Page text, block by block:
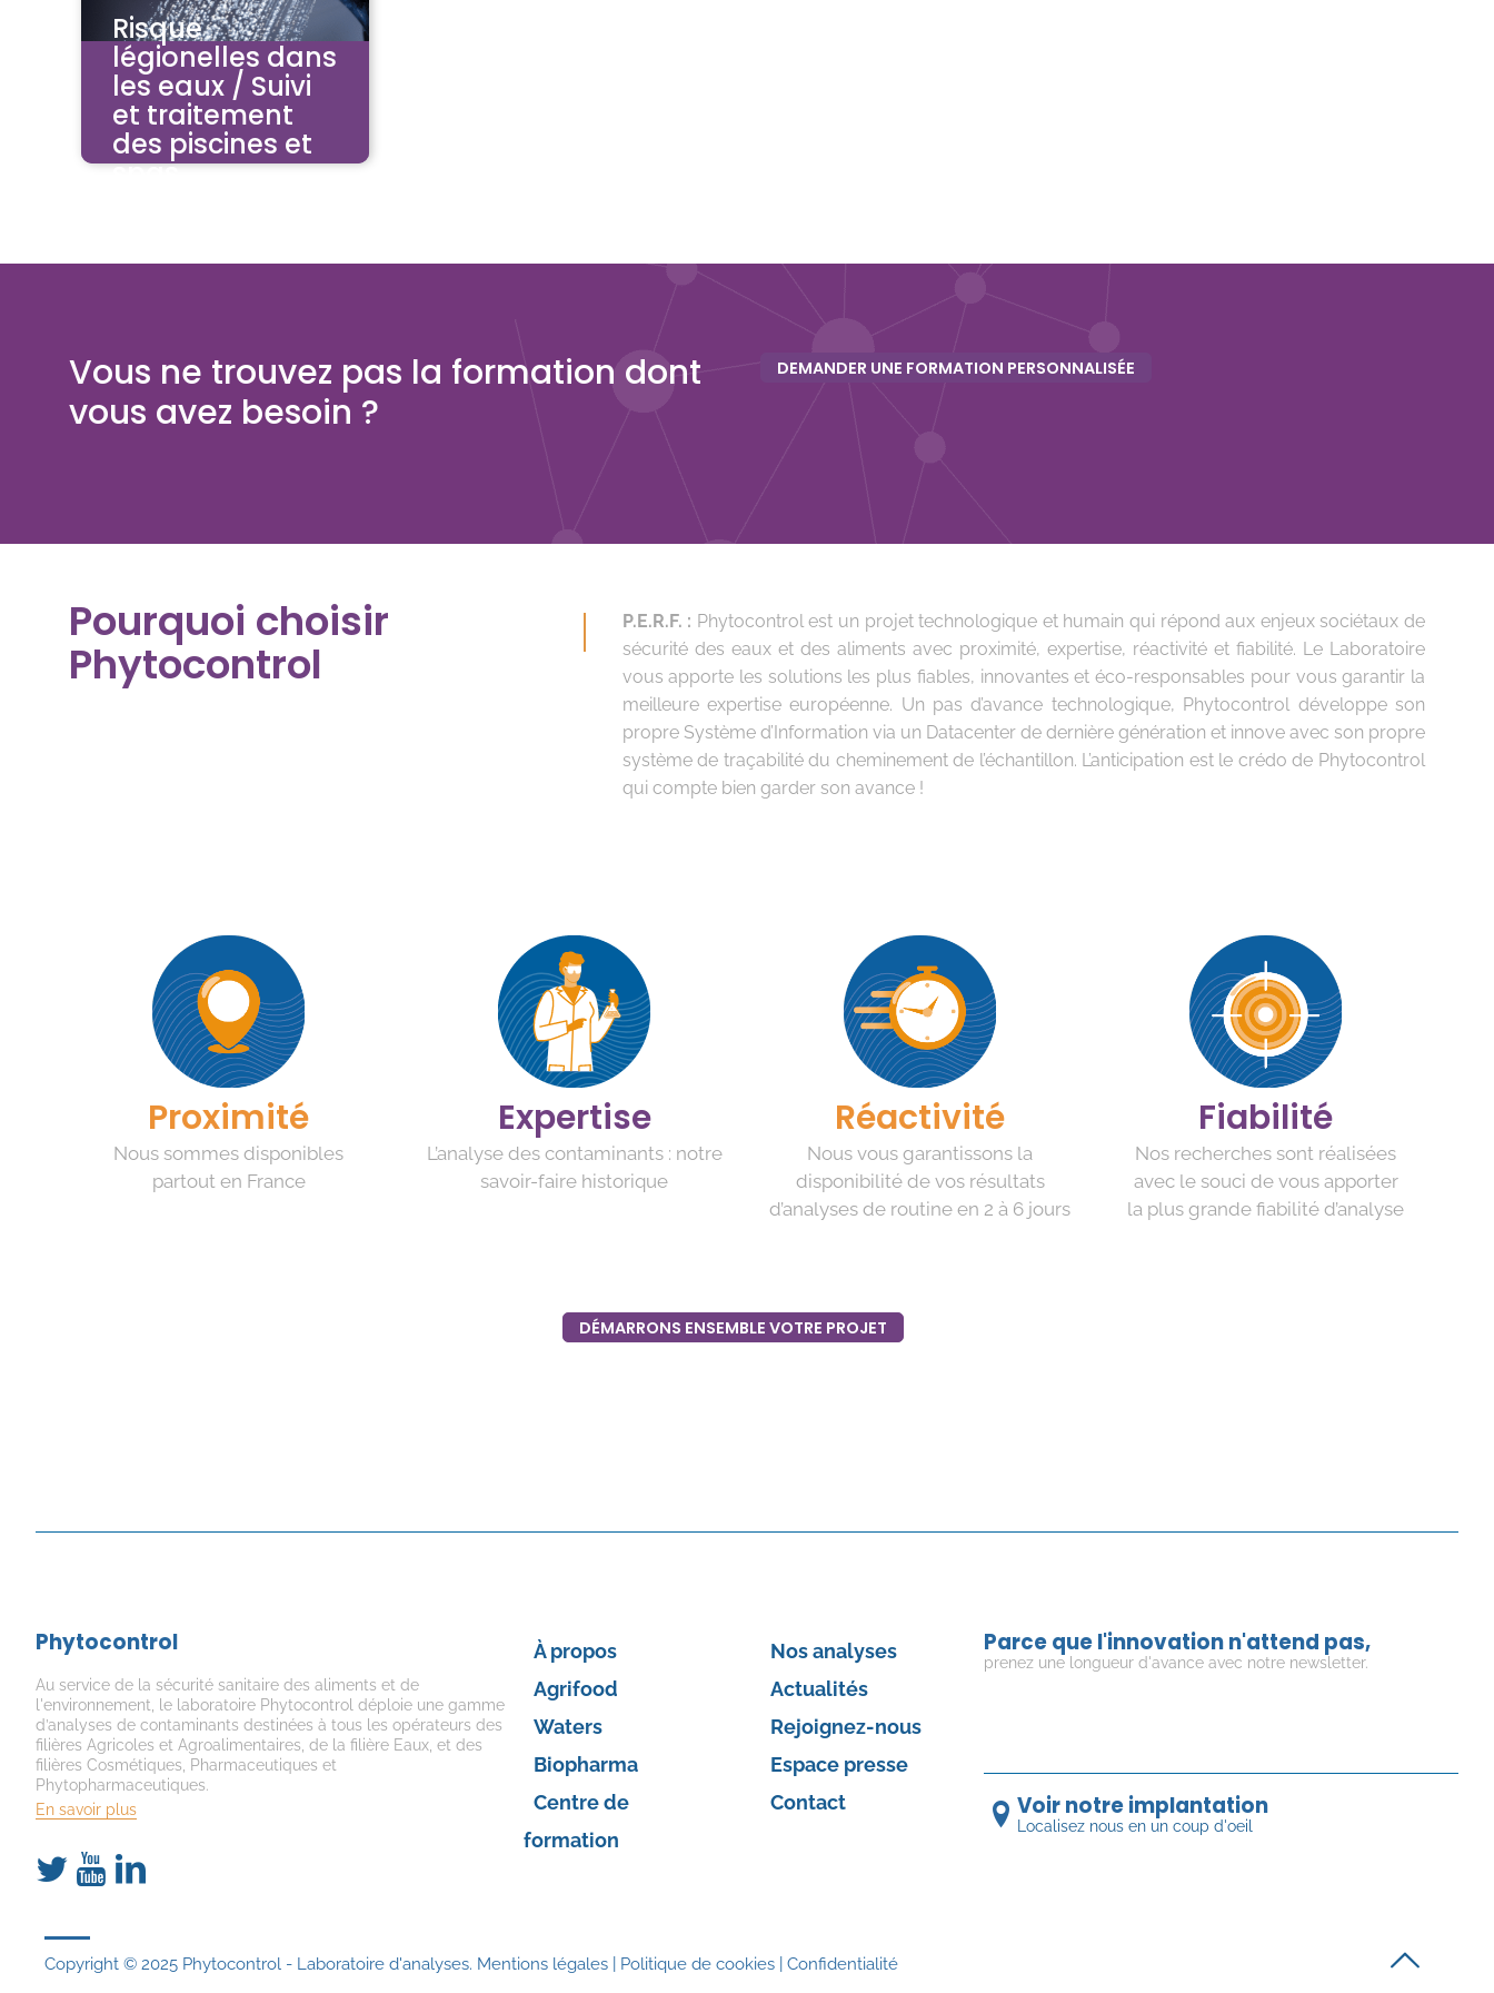
Risque
légionelles dans
les eaux / Suivi
et traitement
des piscines et
spas
Vous ne trouvez pas la formation dont
vous avez besoin ?
DEMANDER UNE FORMATION PERSONNALISÉE
Pourquoi choisir
Phytocontrol
P.E.R.F. : Phytocontrol est un projet technologique et humain qui répond aux enjeux sociétaux de
sécurité des eaux et des aliments avec proximité, expertise, réactivité et fiabilité. Le Laboratoire
vous apporte les solutions les plus fiables, innovantes et éco-responsables pour vous garantir la
meilleure expertise européenne. Un pas d’avance technologique, Phytocontrol développe son
propre Système d’Information via un Datacenter de dernière génération et innove avec son propre
système de traçabilité du cheminement de l’échantillon. L’anticipation est le crédo de Phytocontrol
qui compte bien garder son avance !
Proximité
Nous sommes disponibles
partout en France
Expertise
L’analyse des contaminants : notre
savoir-faire historique
Réactivité
Nous vous garantissons la
disponibilité de vos résultats
d’analyses de routine en 2 à 6 jours
Fiabilité
Nos recherches sont réalisées
avec le souci de vous apporter
la plus grande fiabilité d’analyse
DÉMARRONS ENSEMBLE VOTRE PROJET
Phytocontrol
Au service de la sécurité sanitaire des aliments et de
l'environnement, le laboratoire Phytocontrol déploie une gamme
d’analyses de contaminants destinées à tous les opérateurs des
filières Agricoles et Agroalimentaires, de la filière Eaux, et des
filières Cosmétiques, Pharmaceutiques et
Phytopharmaceutiques.
En savoir plus
À propos
Agrifood
Waters
Biopharma
Centre de
formation
Nos analyses
Actualités
Rejoignez-nous
Espace presse
Contact
Parce que l'innovation n'attend pas,
prenez une longueur d'avance avec notre newsletter.
Voir notre implantation
Localisez nous en un coup d'oeil
Copyright © 2025 Phytocontrol - Laboratoire d'analyses. Mentions légales Politique de cookies Confidentialité